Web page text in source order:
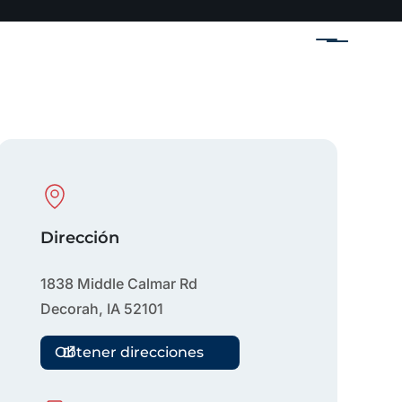
Menú
Physical Location
Dirección
1838 Middle Calmar Rd
Decorah, IA 52101
Obtener direcciones